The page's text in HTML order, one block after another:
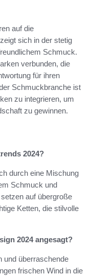
auf die
sich in der stetig
Schmuck.
verbunden, die
für ihren
Schmuckbranche ist
zu integrieren, um
zu gewinnen.
2024?
durch eine Mischung
Schmuck und
auf übergroße
Ketten, die stilvolle
2024 angesagt?
und überraschende
frischen Wind in die